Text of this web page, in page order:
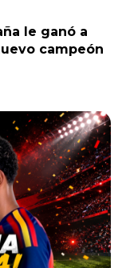
le ganó a
campeón